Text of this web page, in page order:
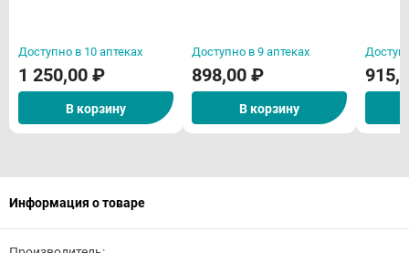
Доступно в 10 аптеках
1 250,00 ₽
В корзину
Доступно в 9 аптеках
898,00 ₽
В корзину
Информация о товаре